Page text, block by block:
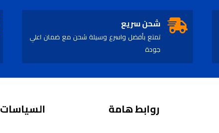
شحن سريع
تمتع بأفضل واسرع وسيلة شحن مع ضمان اعلي
جودة
روابط هامة السياسات